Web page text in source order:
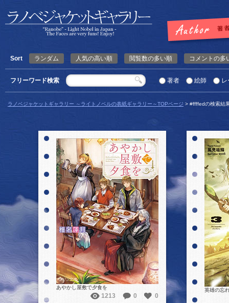
Sort ランダム 人気の高い順 閲覧数の多い順 コメントの多
フリーワード検索 著者 絵師 レ
ラノベジャケットギャラリー ～ライトノベルの表紙ギャラリー～TOPページ > #ffffedの検索結
詳細を見る
あやかし屋敷で夕食を
1213 0 0
英雄の忘